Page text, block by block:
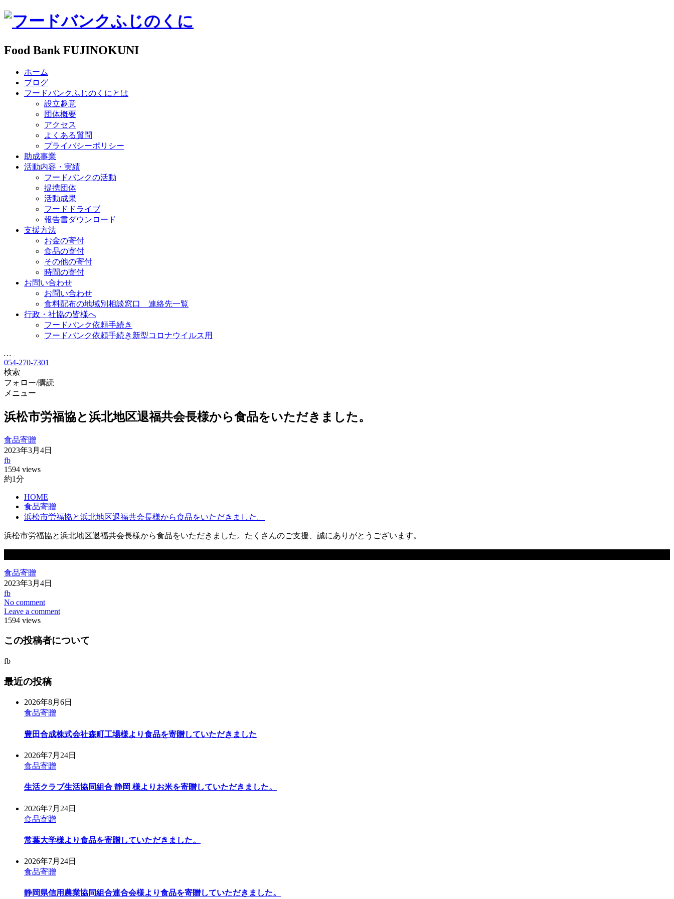
Food Bank FUJINOKUNI
ホーム
ブログ
フードバンクふじのくにとは
設立趣意
団体概要
アクセス
よくある質問
プライバシーポリシー
助成事業
活動内容・実績
フードバンクの活動
提携団体
活動成果
フードドライブ
報告書ダウンロード
支援方法
お金の寄付
食品の寄付
その他の寄付
時間の寄付
お問い合わせ
お問い合わせ
食料配布の地域別相談窓口 連絡先一覧
行政・社協の皆様へ
フードバンク依頼手続き
フードバンク依頼手続き新型コロナウイルス用
…
054-270-7301
検索
フォロー/購読
メニュー
浜松市労福協と浜北地区退福共会長様から食品をいただきました。
食品寄贈
2023年3月4日
fb
1594 views
約1分
HOME
食品寄贈
浜松市労福協と浜北地区退福共会長様から食品をいただきました。
浜松市労福協と浜北地区退福共会長様から食品をいただきました。たくさんのご支援、誠にありがとうございます。
食品寄贈
2023年3月4日
fb
No comment
Leave a comment
1594 views
この投稿者について
fb
最近の投稿
2026年8月6日
食品寄贈
豊田合成株式会社森町工場様より食品を寄贈していただきました
2026年7月24日
食品寄贈
生活クラブ生活協同組合 静岡 様よりお米を寄贈していただきました。
2026年7月24日
食品寄贈
常葉大学様より食品を寄贈していただきました。
2026年7月24日
食品寄贈
静岡県信用農業協同組合連合会様より食品を寄贈していただきました。